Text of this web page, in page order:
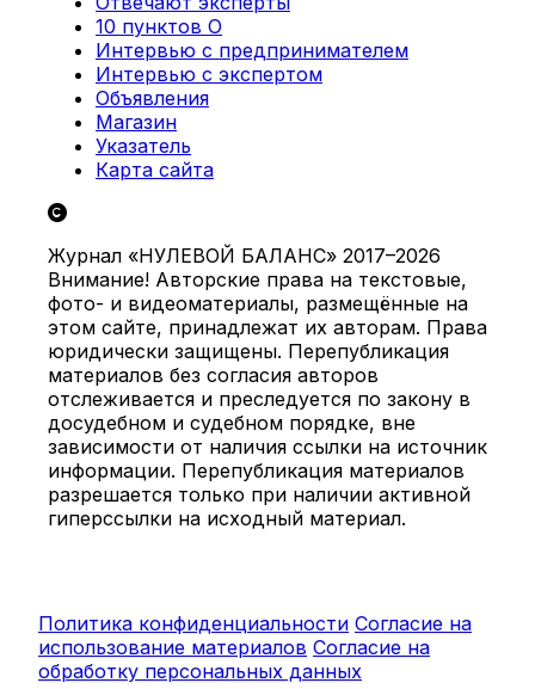
10 пунктов О
Интервью с предпринимателем
Интервью с экспертом
Объявления
Магазин
Указатель
Карта сайта
Журнал «НУЛЕВОЙ БАЛАНС» 2017–2026
Внимание! Авторские права на текстовые,
фото- и видеоматериалы, размещённые на
этом сайте, принадлежат их авторам. Права
юридически защищены. Перепубликация
материалов без согласия авторов
отслеживается и преследуется по закону в
досудебном и судебном порядке, вне
зависимости от наличия ссылки на источник
информации. Перепубликация материалов
разрешается только при наличии активной
гиперссылки на исходный материал.
Политика конфиденциальности Согласие на
использование материалов Согласие на
обработку персональных данных